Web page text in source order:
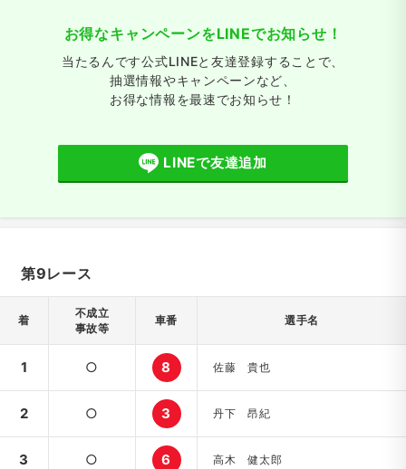
お得なキャンペーンをLINEでお知らせ！
当たるんです公式LINEと友達登録することで、
抽選情報やキャンペーンなど、
お得な情報を最速でお知らせ！
LINEで友達追加
第9レース
着
不成立
事故等
車番 選手名
1 ○ 8 佐藤 貴也
2 ○ 3 丹下 昂紀
3 ○ 6 高木 健太郎